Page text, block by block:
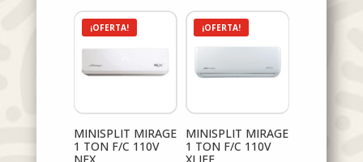
$7,999.00.
es:
$4,199.00.
$5,999.00.
¡OFERTA!
MINISPLIT MIRAGE
1 TON F/C 110V
¡OFERTA!
MINISPLIT MIRAGE
1 TON F/C 110V